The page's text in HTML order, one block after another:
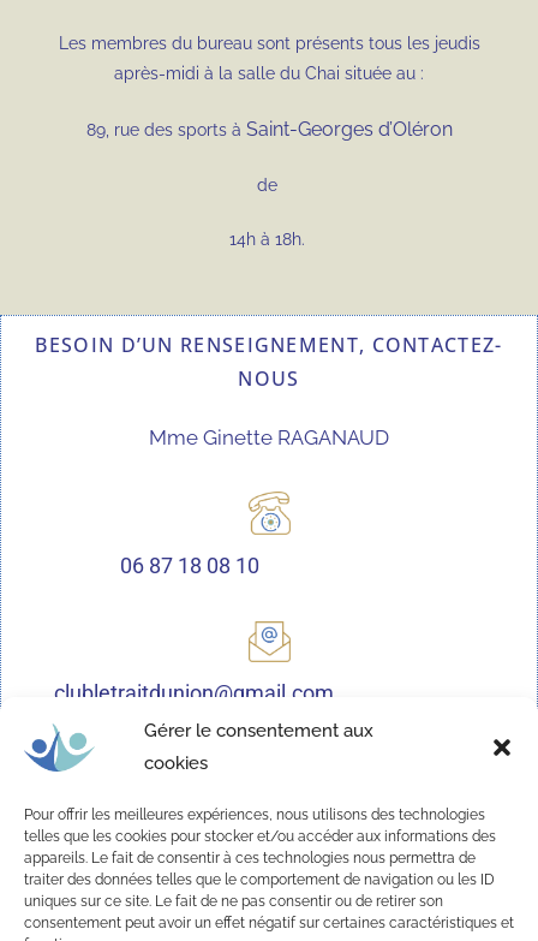
Gérer le consentement aux
cookies
Pour offrir les meilleures expériences, nous utilisons des technologies
telles que les cookies pour stocker et/ou accéder aux informations des
appareils. Le fait de consentir à ces technologies nous permettra de
traiter des données telles que le comportement de navigation ou les ID
uniques sur ce site. Le fait de ne pas consentir ou de retirer son
consentement peut avoir un effet négatif sur certaines caractéristiques et
Les membres du bureau sont présents tous les jeudis
après-midi à la salle du Chai située au :
89, rue des sports à Saint-Georges d’Oléron
de
14h à 18h.
BESOIN D’UN RENSEIGNEMENT, CONTACTEZ-
NOUS
Mme Ginette RAGANAUD
06 87 18 08 10
clubletraitdunion@gmail.com
répondre à toutes les questions concernant la vie du Club,
son fonctionnement, les activités proposées et les
modalités d’adhésion.